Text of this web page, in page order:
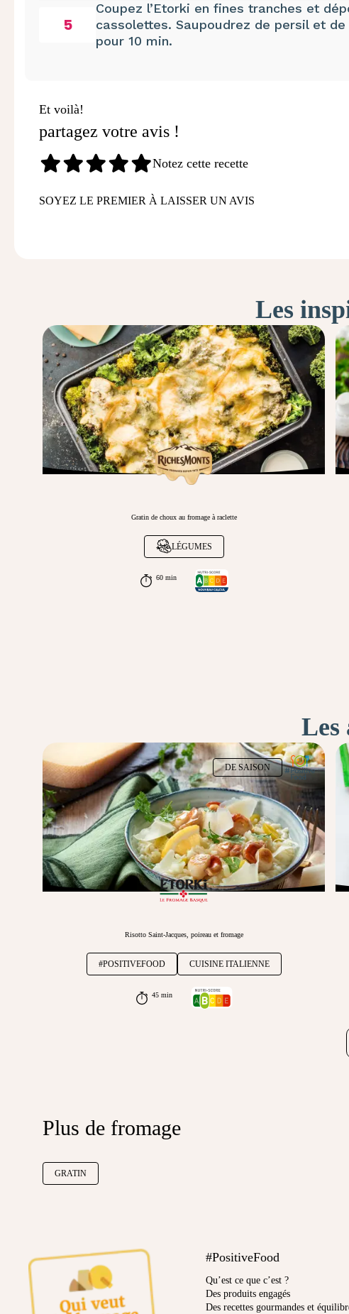
5
Coupez l’Etorki en fines tranches et
cassolettes. Saupoudrez de persil et
pour 10 min.
Et voilà!
partagez votre avis !
Notez cette recette
SOYEZ LE PREMIER À LAISSER UN AVIS
Les
Gratin de choux au fromage à raclette
LÉGUMES
60 min
Les
DE SAISON
Risotto Saint-Jacques, poireau et fromage
#POSITIVEFOOD CUISINE ITALIENNE
45 min
Plus de fromage
GRATIN
#PositiveFood
Qu’est ce que c’est ?
Des produits engagés
Des recettes gourmandes et